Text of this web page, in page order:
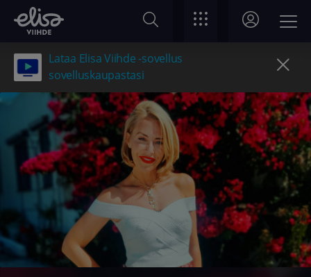
Lataa Elisa Viihde -sovellus
sovelluskaupastasi